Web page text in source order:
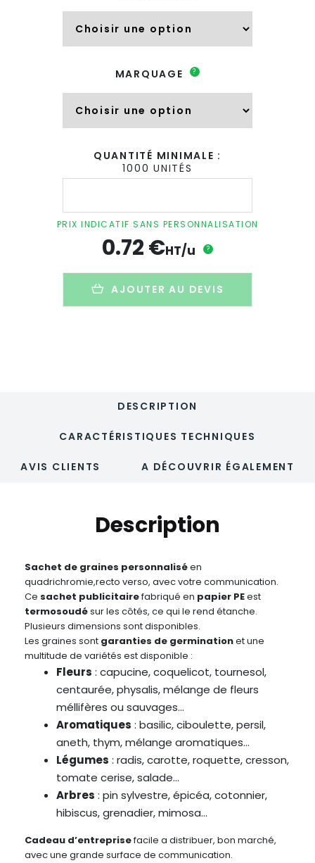
MARQUAGE ?
QUANTITÉ MINIMALE :
1000 UNITÉS
quantité
de
graines
publicitaire
formats
PRIX INDICATIF SANS PERSONNALISATION
0.72€HT/u ?
AJOUTER AU DEVIS
DESCRIPTION
CARACTÉRISTIQUES TECHNIQUES
AVIS CLIENTS A DÉCOUVRIR ÉGALEMENT
Description
Sachet de graines personnaliséen
quadrichromie,recto verso, avec votre communication.
Ce sachet publicitairefabriqué en papier PEest
termosoudésur les côtés, ce qui le rend étanche.
Plusieurs dimensions sont disponibles.
Les graines sont garanties de germinationet une
multitude de variétés est disponible :
Fleurs : capucine, coquelicot, tournesol,
centaurée, physalis, mélange de fleurs
méllifères ou sauvages…
Aromatiques : basilic, ciboulette, persil,
aneth, thym, mélange aromatiques…
Légumes : radis, carotte, roquette, cresson,
tomate cerise, salade…
Arbres : pin sylvestre, épicéa, cotonnier,
hibiscus, grenadier, mimosa…
Cadeau d’entreprisefacile a distribuer, bon marché,
avec une grande surface de communication.